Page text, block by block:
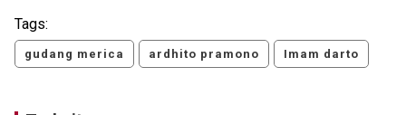
Tags:
gudang merica ardhito pramono Imam darto